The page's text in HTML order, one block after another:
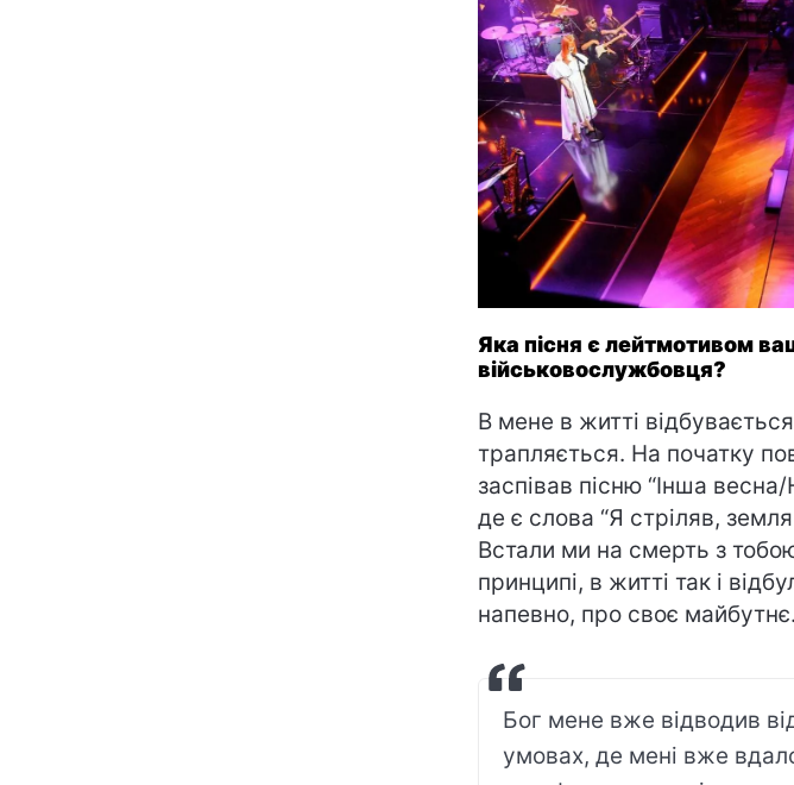
Яка пісня є лейтмотивом
військовослужбовця?
В мене в житті
трапляється. На початку
заспівав пісню “Інша
де є слова “Я стріляв,
Встали ми на смерть з
принципі, в житті так і
напевно, про своє майбутнє.
Бог мене вже відводив
умовах, де мені вже